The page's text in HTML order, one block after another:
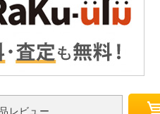
レビュー